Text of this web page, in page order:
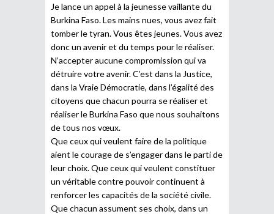
Je lance un appel à la jeunesse vaillante du
Burkina Faso. Les mains nues, vous avez fait
tomber le tyran. Vous êtes jeunes. Vous avez
donc un avenir et du temps pour le réaliser.
N’accepter aucune compromission qui va
détruire votre avenir. C’est dans la Justice,
dans la Vraie Démocratie, dans l’égalité des
citoyens que chacun pourra se réaliser et
réaliser le Burkina Faso que nous souhaitons
de tous nos vœux.
Que ceux qui veulent faire de la politique
aient le courage de s’engager dans le parti de
leur choix. Que ceux qui veulent constituer
un véritable contre pouvoir continuent à
renforcer les capacités de la société civile.
Que chacun assument ses choix, dans un